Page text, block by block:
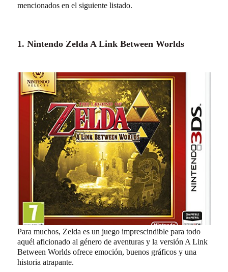
mencionados en el siguiente listado.
1. Nintendo Zelda A Link Between Worlds
Para muchos, Zelda es un juego imprescindible para todo
aquél aficionado al género de aventuras y la versión A Link
Between Worlds ofrece emoción, buenos gráficos y una
historia atrapante.